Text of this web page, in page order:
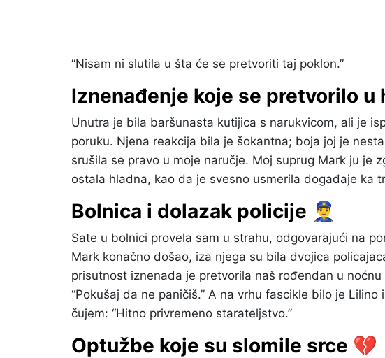
“Nisam ni slutila u šta će se pretvoriti taj poklon.”
Iznenađenje koje se pretvorilo u
Unutra je bila baršunasta kutijica s narukvicom, ali je
poruku. Njena reakcija bila je šokantna; boja joj je
srušila se pravo u moje naručje. Moj suprug Mark ju je
ostala hladna, kao da je svesno usmerila događaje ka
Bolnica i dolazak policije 👮‍♂️
Sate u bolnici provela sam u strahu, odgovarajući na
Mark konačno došao, iza njega su bila dvojica
prisutnost iznenada je pretvorila naš rođendan u
“Pokušaj da ne paničiš.” A na vrhu fascikle bilo je
čujem: “Hitno privremeno starateljstvo.”
Optužbe koje su slomile srce 💔